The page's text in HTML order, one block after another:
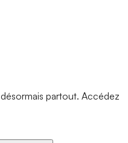
partout. Accédez